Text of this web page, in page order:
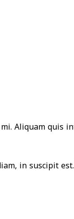
Aliquam quis
in suscipit est.